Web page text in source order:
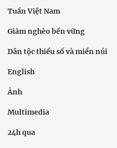
Tuần Việt Nam
Giảm nghèo bền vững
Dân tộc thiểu số và miền núi
English
Ảnh
Multimedia
24h qua